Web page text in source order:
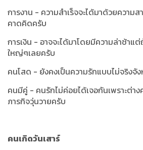
การงาน - ความสำเร็จจะได้มาด้วยความ
คาดคิดครับ
การเงิน - อาจจะได้มาโดยมีความล่าช้าแ
ใหญ่ๆเลยครับ
คนโสด - ยังคงเป็นความรักแบบไม่จริงจั
คนมีคู่ - คนรักไม่ค่อยได้เจอกันเพราะต่า
ภารกิจวุ่นวายครับ
คนเกิดวันเสาร์